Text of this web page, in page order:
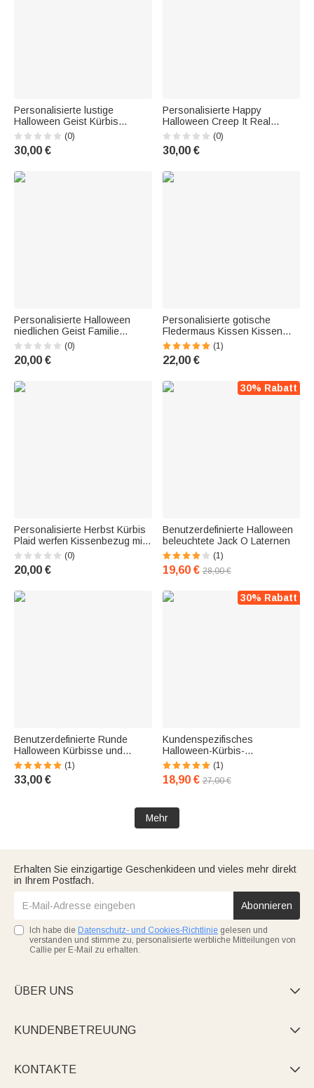
Personalisierte lustige
Halloween Geist Kürbis
Fußmatte mit Namen
Halloween Spooky Saison
Geschenk für Freunde Familie
(0)
30,00 €
Personalisierte Happy
Halloween Creep It Real
Fußmatte Geist Spooky Skelett
Kürbis Fußmatte
Hausdekoration Halloween
(0)
30,00 €
Personalisierte Halloween
niedlichen Geist Familie
Kissen werfen Kissenbezug
(0)
20,00 €
Personalisierte gotische
Fledermaus Kissen Kissen
werfen Abdeckung Halloween
Home Decor
(1)
22,00 €
Personalisierte Herbst Kürbis
Plaid werfen Kissenbezug mit
1-12 Namen Home Dekoration
Geschenk für Familie
(0)
20,00 €
30% Rabatt
Benutzerdefinierte Halloween
beleuchtete Jack O Laternen
(1)
19,60 € 28,00 €
Benutzerdefinierte Runde
Halloween Kürbisse und
Fledermäuse Türschild für
Halloween-Party
(1)
33,00 €
30% Rabatt
Kundenspezifisches
Halloween-Kürbis-
Holzdekoration für Haustür
(1)
18,90 € 27,00 €
Mehr
Erhalten Sie einzigartige Geschenkideen und vieles mehr direkt
in Ihrem Postfach.
Abonnieren
Ich habe die Datenschutz- und Cookies-Richtlinie gelesen und
verstanden und stimme zu, personalisierte werbliche Mitteilungen von
Callie per E-Mail zu erhalten.
ÜBER UNS 
KUNDENBETREUUNG 
KONTAKTE 